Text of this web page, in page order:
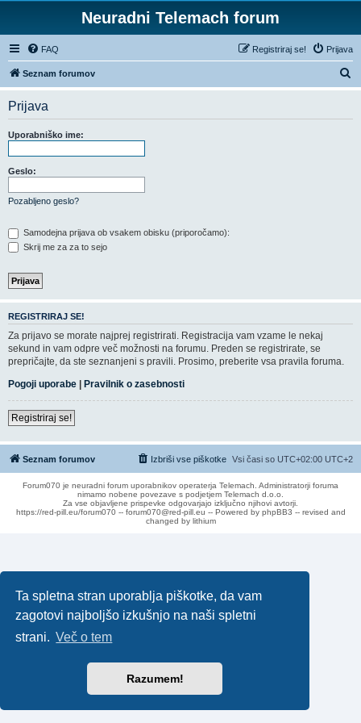
Ta spletna stran uporablja piškotke, da vam
zagotovi najboljšo izkušnjo na naši spletni
strani. Več o tem
Razumem!
Neuradni Telemach forum
FAQ Prijava
Registriraj se!
Seznam forumov
s
Prijava
Uporabniško ime:
Geslo:
Pozabljeno geslo?
Samodejna prijava ob vsakem obisku (priporočamo):
Skrij me za za to sejo
REGISTRIRAJ SE!
Za prijavo se morate najprej registrirati. Registracija vam vzame le nekaj
sekund in vam odpre več možnosti na forumu. Preden se registrirate, se
prepričajte, da ste seznanjeni s pravili. Prosimo, preberite vsa pravila foruma.
Pogoji uporabe | Pravilnik o zasebnosti
Registriraj se!
Seznam forumov Vsi časi so UTC+02:00 UTC+2
Izbriši vse piškotke
Forum070 je neuradni forum uporabnikov operaterja Telemach. Administratorji foruma
nimamo nobene povezave s podjetjem Telemach d.o.o.
Za vse objavljene prispevke odgovarjajo izključno njihovi avtorji.
https://red-pill.eu/forum070 -- forum070@red-pill.eu -- Powered by phpBB3 -- revised and
changed by lithium